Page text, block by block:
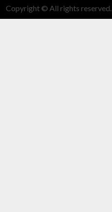
Copyright © All rights reserved.